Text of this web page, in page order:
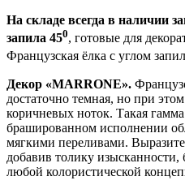
На складе всегда в наличии
запила 450, готовые для
Французская ёлка с углом
Декор «MARRONE».
достаточно темная, но при
коричневых ноток. Такая гамма
брашированном исполнении
мягкими переливами.
добавив толику изысканности,
любой колористической